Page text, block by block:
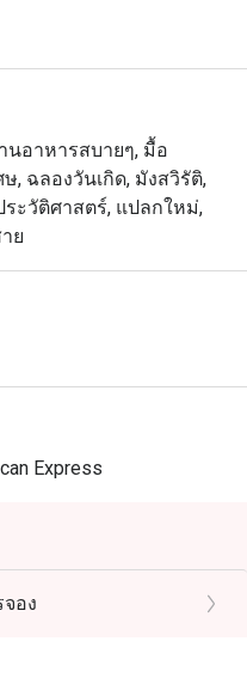
น
นอาหารสบายๆ, มื้อ
, ฉลองวันเกิด, มังสวิรัติ,
ระวัติศาสตร์, แปลกใหม่,
ย
Express
อง